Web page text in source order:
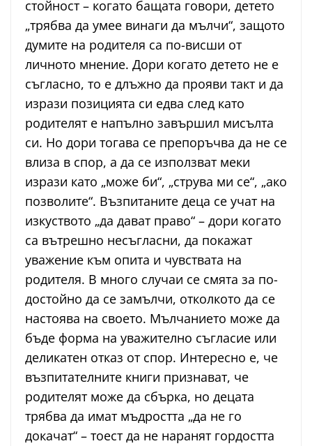
стойност – когато бащата говори, детето
„трябва да умее винаги да мълчи“, защото
думите на родителя са по-висши от
личното мнение. Дори когато детето не е
съгласно, то е длъжно да прояви такт и да
изрази позицията си едва след като
родителят е напълно завършил мисълта
си. Но дори тогава се препоръчва да не се
влиза в спор, а да се използват меки
изрази като „може би“, „струва ми се“, „ако
позволите“. Възпитаните деца се учат на
изкуството „да дават право“ – дори когато
са вътрешно несъгласни, да покажат
уважение към опита и чувствата на
родителя. В много случаи се смята за по-
достойно да се замълчи, отколкото да се
настоява на своето. Мълчанието може да
бъде форма на уважително съгласие или
деликатен отказ от спор. Интересно е, че
възпитателните книги признават, че
родителят може да сбърка, но децата
трябва да имат мъдростта „да не го
докачат“ – тоест да не наранят гордостта